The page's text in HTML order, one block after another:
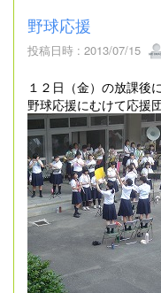
野球応援
投稿日時 : 2013/07/15
１２日（金）の放課後
野球応援にむけて応援